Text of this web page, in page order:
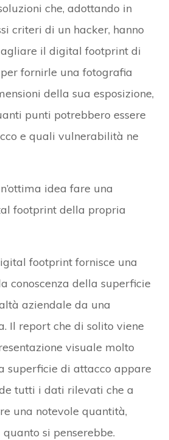
che, adottando in
criteri di un hacker, hanno
il digital footprint di
per fornirle una fotografia
della sua esposizione,
punti potrebbero essere
e quali vulnerabilità ne
idea fare una
footprint della propria
footprint fornisce una
conoscenza della superficie
aziendale da una
Il report che di solito viene
visuale molto
superficie di attacco appare
tutti i dati rilevati che a
una notevole quantità,
si penserebbe.